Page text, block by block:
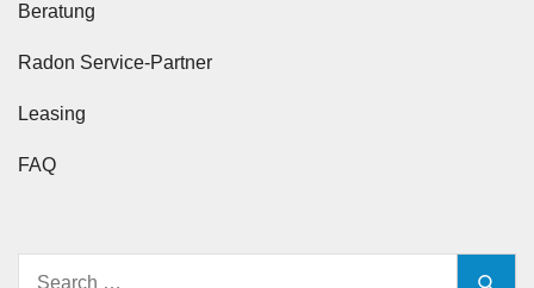
Beratung
Radon Service-Partner
Leasing
FAQ